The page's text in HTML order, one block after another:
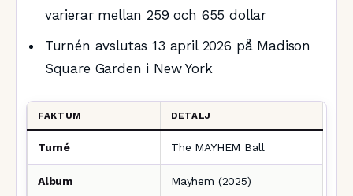
varierar mellan 259 och 655 dollar
Turnén avslutas 13 april 2026 på Madison
Square Garden i New York
FAKTUM DETALJ
Turné The MAYHEM Ball
Album Mayhem (2025)